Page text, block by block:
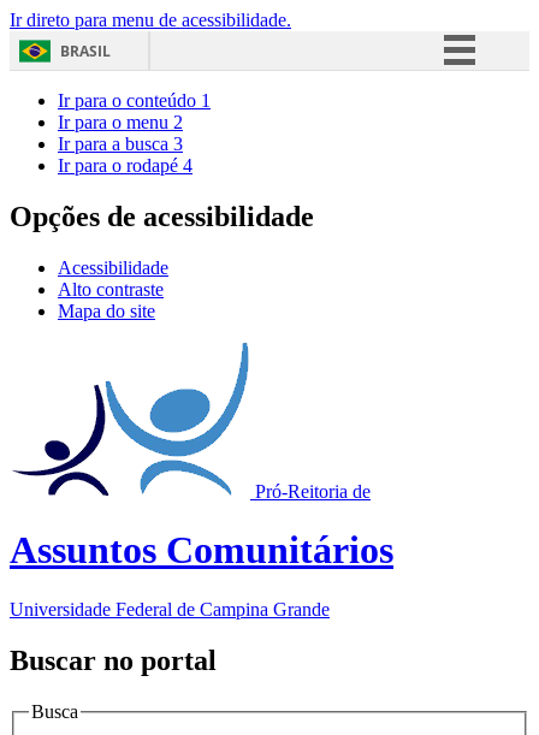
Ir direto para menu de acessibilidade.
BRASIL
Acesso à informação
Ir para o conteúdo 1
Ir para o menu 2
Ir para a busca 3
Ir para o rodapé 4
Opções de acessibilidade
Acessibilidade
Alto contraste
Mapa do site
Pró-Reitoria de
Assuntos Comunitários
Universidade Federal de Campina Grande
Buscar no portal
Busca